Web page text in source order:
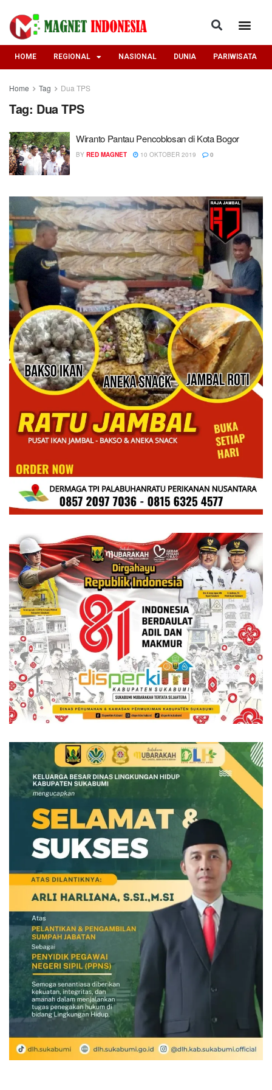
HOME REGIONAL NASIONAL DUNIA PARIWISATA
Home Tag Dua TPS
Tag: Dua TPS
Wiranto Pantau Pencoblosan di Kota Bogor
BY RED MAGNET 10 OKTOBER 2019 0